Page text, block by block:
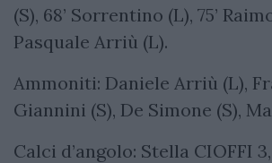
(S), 68’ Sorrentino (L), 75’
Pasquale Arriù (L).
Ammoniti: Daniele Arriù (L),
Giannini (S), De Simone (S),
Calci d’angolo: Stella CIOFFI